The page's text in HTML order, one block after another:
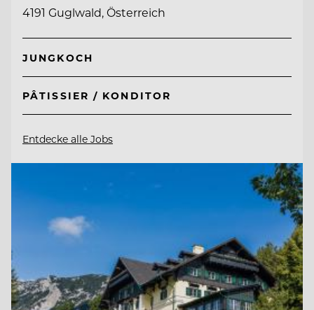
4191 Guglwald, Österreich
JUNGKOCH
PÂTISSIER / KONDITOR
Entdecke alle Jobs